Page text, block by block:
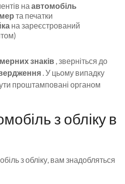
наавтомобіль
та печатки
на зареєстрований
знаків , зверніться до
. У цьому випадку
проштамповані органом
з обліку в
з обліку, вам знадобляться